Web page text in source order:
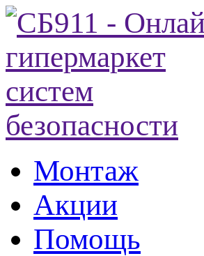
Монтаж
Акции
Помощь